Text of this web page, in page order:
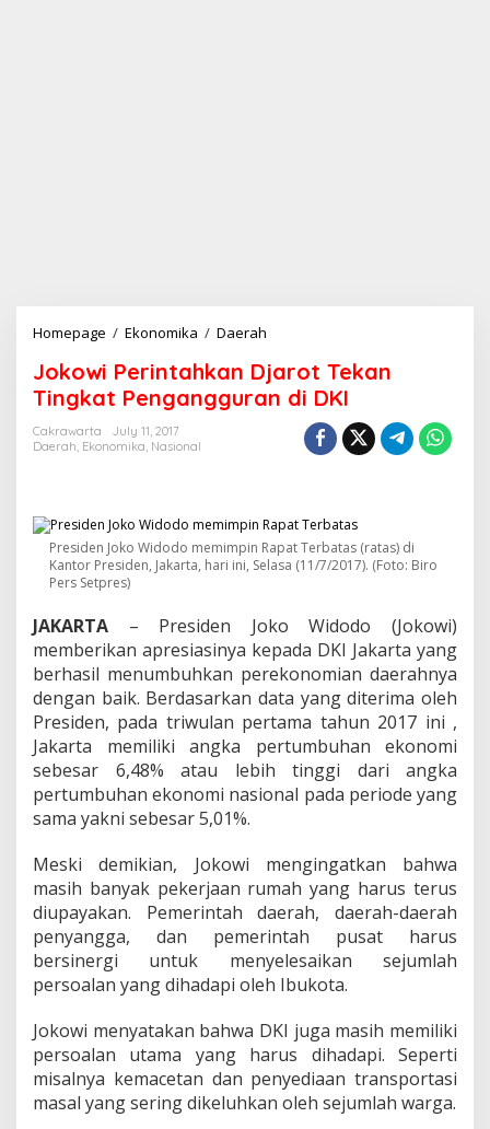
Homepage / Ekonomika / Daerah
k
o
w
n
t
a
a
n
D
a
r
o
t
e
n
T
n
g
k
a
P
e
n
g
a
Jokowi Perintahkan Djarot Tekan
Tingkat Pengangguran di DKI
Cakrawarta
July 11, 2017
Daerah, Ekonomika, Nasional
Presiden Joko Widodo memimpin Rapat Terbatas (ratas) di
Kantor Presiden, Jakarta, hari ini, Selasa (11/7/2017). (Foto: Biro
Pers Setpres)
JAKARTA – Presiden Joko Widodo (Jokowi)
memberikan apresiasinya kepada DKI Jakarta yang
berhasil menumbuhkan perekonomian daerahnya
dengan baik. Berdasarkan data yang diterima oleh
Presiden, pada triwulan pertama tahun 2017 ini ,
Jakarta memiliki angka pertumbuhan ekonomi
sebesar 6,48% atau lebih tinggi dari angka
pertumbuhan ekonomi nasional pada periode yang
sama yakni sebesar 5,01%.
Meski demikian, Jokowi mengingatkan bahwa
masih banyak pekerjaan rumah yang harus terus
diupayakan. Pemerintah daerah, daerah-daerah
penyangga, dan pemerintah pusat harus
bersinergi untuk menyelesaikan sejumlah
persoalan yang dihadapi oleh Ibukota.
Jokowi menyatakan bahwa DKI juga masih memiliki
persoalan utama yang harus dihadapi. Seperti
misalnya kemacetan dan penyediaan transportasi
masal yang sering dikeluhkan oleh sejumlah warga.